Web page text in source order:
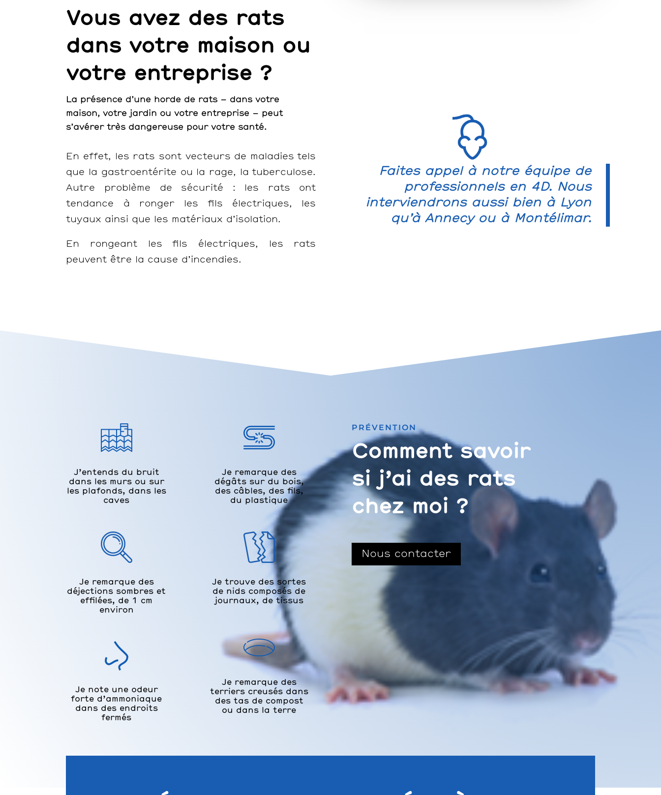
Vous avez des rats
dans votre maison ou
votre entreprise ?
La présence d’une horde de rats – dans votre
maison, votre jardin ou votre entreprise – peut
s’avérer très dangereuse pour votre santé.
En effet, les rats sont vecteurs de maladies tels
que la gastroentérite ou la rage, la tuberculose.
Autre problème de sécurité : les rats ont
tendance à ronger les fils électriques, les
tuyaux ainsi que les matériaux d’isolation.
En rongeant les fils électriques, les rats
peuvent être la cause d’incendies.
Faites appel à notre équipe de
professionnels en 4D. Nous
interviendrons aussi bien à Lyon
qu’à Annecy ou à Montélimar.
J’entends du bruit
dans les murs ou sur
les plafonds, dans les
caves
Je remarque des
déjections sombres et
effilées, de 1 cm
environ
Je note une odeur
forte d’ammoniaque
dans des endroits
fermés
Je remarque des
dégâts sur du bois,
des câbles, des fils,
du plastique
Je trouve des sortes
de nids composés de
journaux, de tissus
Je remarque des
terriers creusés dans
des tas de compost
ou dans la terre
PRÉVENTION
Comment savoir
si j’ai des rats
chez moi ?
Nous contacter